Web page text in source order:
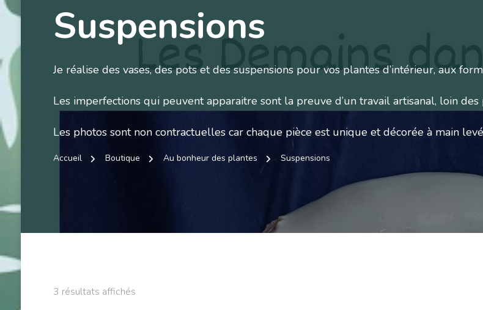
Suspensions
Je réalise des vases, des pots et des suspensions pour vos plantes d’intérieur, aux
Les imperfections qui peuvent apparaitre sont la preuve d’un travail artisanal, loin
Les photos sont non contractuelles car chaque pièce est unique et décorée à main
Accueil Boutique Au bonheur des plantes Suspensions
3 résultats affichés